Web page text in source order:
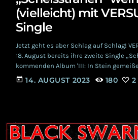
(vielleicht) mit
Single
Jetzt geht es aber Schlag auf Schlag!
18. August bereits ihre zweite Single
kommenden Album 'III: In Stein
schon die erste Single „Ich bin“
auch wieder etwas zum neuesten
today 14. AUGUST 2023 180 2